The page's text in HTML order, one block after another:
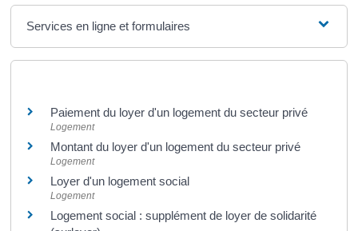
Services en ligne et formulaires
Paiement du loyer d'un logement du secteur privé
Logement
Montant du loyer d'un logement du secteur privé
Logement
Loyer d'un logement social
Logement
Logement social : supplément de loyer de solidarité